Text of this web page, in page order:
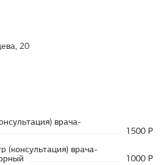
20
врача-
1500 Р
(консультация) врача-
1000 Р